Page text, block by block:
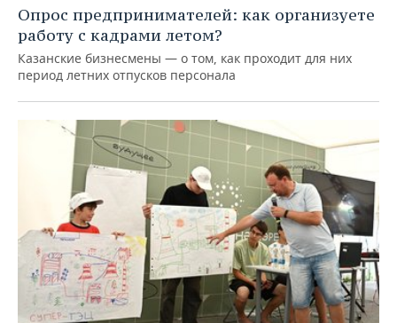
Опрос предпринимателей: как организуете
работу с кадрами летом?
Казанские бизнесмены — о том, как проходит для них
период летних отпусков персонала